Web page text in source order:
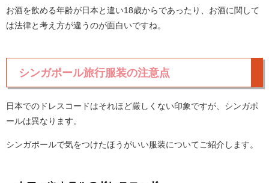
お酒を飲める年齢が日本と違い18歳からであったり、お酒に関して
は法律と考え方が違うのが面白いですね。
シンガポール旅行服装の注意点
日本でのドレスコードはそれほど厳しくない印象ですが、シンガポ
ールは異なります。
シンガポールで気をつけたほうがいい服装についてご紹介します。